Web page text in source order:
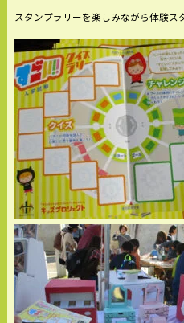
スタンプラリーを楽しみながら体験ス